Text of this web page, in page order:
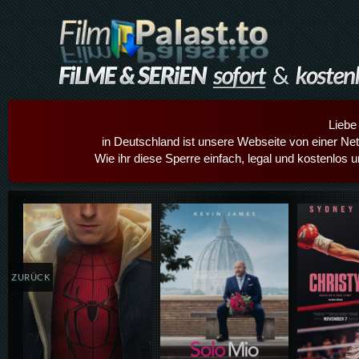
in Deutschland ist unsere Webseite von einer
Wie ihr diese Sperre einfach, legal und kostenlos
Details,Play Details,Play
ZURÜCK